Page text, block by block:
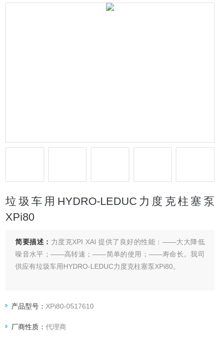
垃圾车用HYDRO-LEDUC力度克柱塞泵
XPi80
简要描述： 力度克XPI XAI 提供了良好的性能：——大大降低
噪音水平；——高转速；——简单的使用；——寿命长。我司
供应有垃圾车用HYDRO-LEDUC力度克柱塞泵XPi80。
产品型号： XPi80-0517610
厂商性质：代理商